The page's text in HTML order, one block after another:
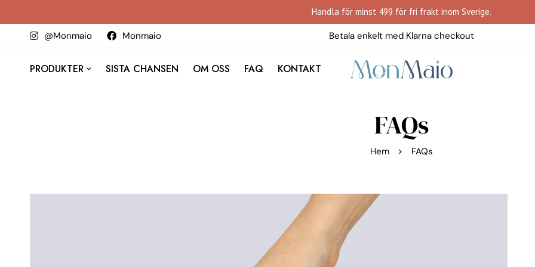
Handla för minst 499 för fri frakt inom Sverige.
@Monmaio Monmaio Betala enkelt med Klarna checkout
PRODUKTER SISTA CHANSEN OM OSS FAQ KONTAKT
FAQs
Hem FAQs